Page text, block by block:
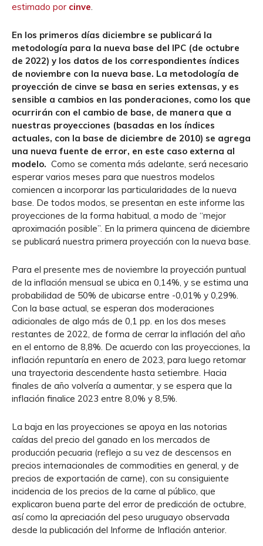
estimado por cinve.
En los primeros días diciembre se publicará la
metodología para la nueva base del IPC (de octubre
de 2022) y los datos de los correspondientes índices
de noviembre con la nueva base. La metodología de
proyección de cinve se basa en series extensas, y es
sensible a cambios en las ponderaciones, como los que
ocurrirán con el cambio de base, de manera que a
nuestras proyecciones (basadas en los índices
actuales, con la base de diciembre de 2010) se agrega
una nueva fuente de error, en este caso externa al
modelo. Como se comenta más adelante, será necesario
esperar varios meses para que nuestros modelos
comiencen a incorporar las particularidades de la nueva
base. De todos modos, se presentan en este informe las
proyecciones de la forma habitual, a modo de “mejor
aproximación posible”. En la primera quincena de diciembre
se publicará nuestra primera proyección con la nueva base.
Para el presente mes de noviembre la proyección puntual
de la inflación mensual se ubica en 0,14%, y se estima una
probabilidad de 50% de ubicarse entre -0,01% y 0,29%.
Con la base actual, se esperan dos moderaciones
adicionales de algo más de 0,1 pp. en los dos meses
restantes de 2022, de forma de cerrar la inflación del año
en el entorno de 8,8%. De acuerdo con las proyecciones, la
inflación repuntaría en enero de 2023, para luego retomar
una trayectoria descendente hasta setiembre. Hacia
finales de año volvería a aumentar, y se espera que la
inflación finalice 2023 entre 8,0% y 8,5%.
La baja en las proyecciones se apoya en las notorias
caídas del precio del ganado en los mercados de
producción pecuaria (reflejo a su vez de descensos en
precios internacionales de commodities en general, y de
precios de exportación de carne), con su consiguiente
incidencia de los precios de la carne al público, que
explicaron buena parte del error de predicción de octubre,
así como la apreciación del peso uruguayo observada
desde la publicación del Informe de Inflación anterior.